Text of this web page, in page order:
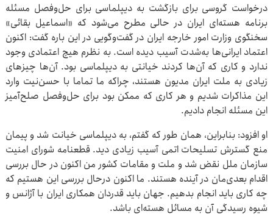
درخواست گروسی برای بازگشت به دیپلماسی برای حل‌وفصل مسئله
برنامه هسته‌ای ایران در حالی مطرح می‌شود که «اسماعیل بقائی»
سخنگوی وزارت امور خارجه ایران در گفت‌وگویی در این باره گفت: اکنون
اعتماد ایرانی‌ها به‌شدت آسیب دیده است. به نظرم هیچ اعتمادی وجود
ندارد و کاری که آن‌ها کردند خیانتی به دیپلماسی بود. آن‌ها چیزهای
زیادی به ملت ایران مدیون هستند، چراکه ما تماما با حسن‌نیت وارد
این مذاکرات شدیم و هر کاری که ممکن بود برای حل‌وفصل صلح‌آمیز
این مسئله انجام دادیم.
او افزود: بنابراین، همان طور که گفتم، به دیپلماسی خیانت شد و پیمان
منع گسترش تسلیحات اتمی آسیب زیادی دید. قطعنامه شورای امنیت
سازمان ملل نقض شد و ملت و مقامات کشور من اکنون در حال بررسی
اقدام بعدی‌مان در آینده هستند. ما اکنون درحال بررسی این هستیم که
چه کاری باید انجام بدهیم. جهان باید قدردان همکاری ایران با آژانس و
شیوه رسیدگی آن به مسائل هسته‌ای باشد.